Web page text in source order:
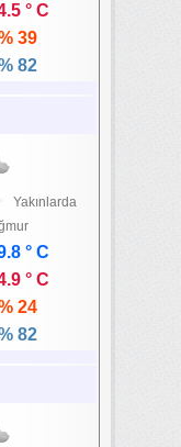
° C
39
82
Yakınlarda
° C
° C
24
82